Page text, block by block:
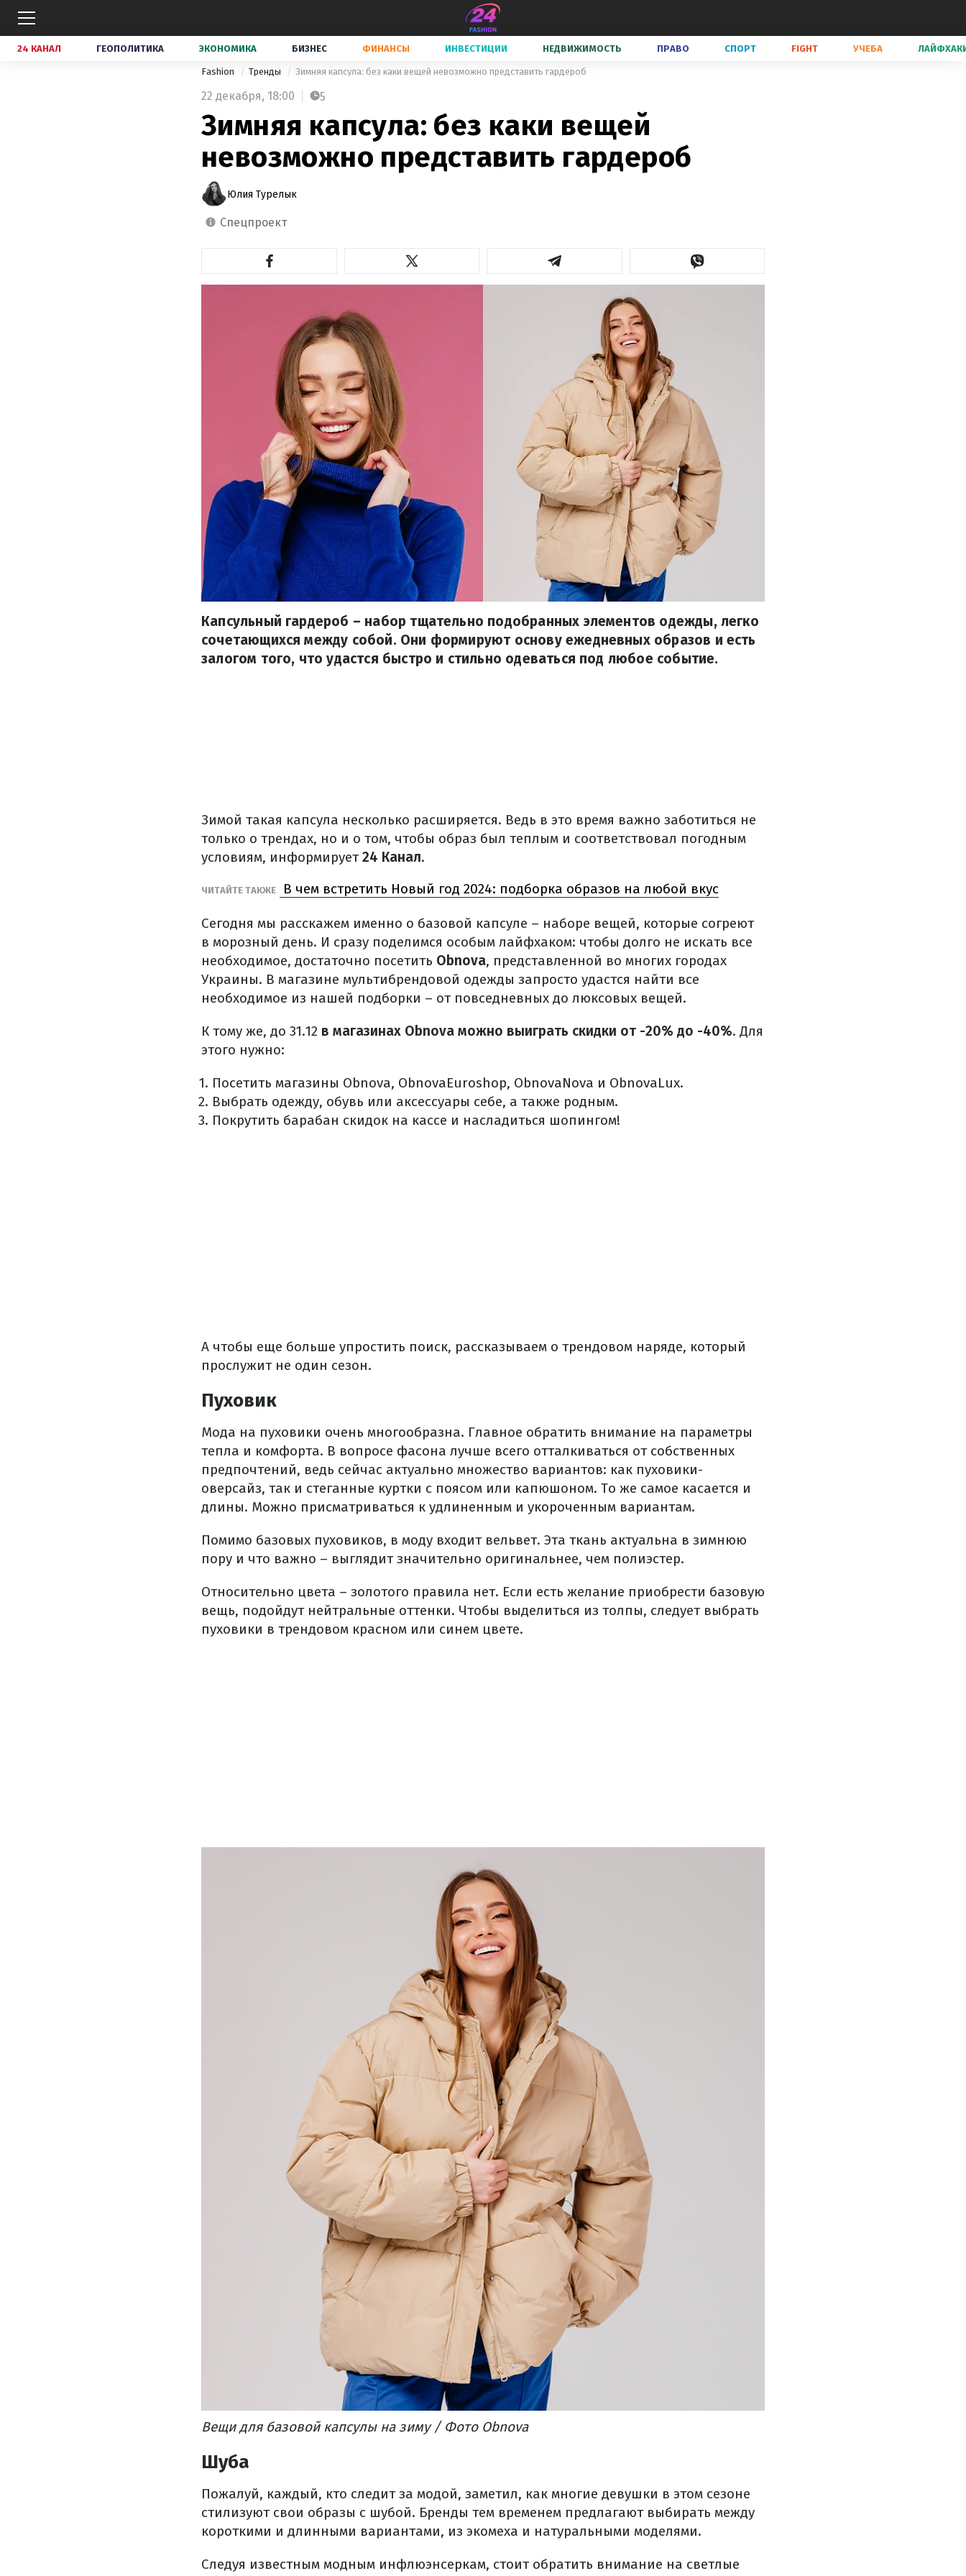
24 КАНАЛ ГЕОПОЛИТИКА ЭКОНОМИКА БИЗНЕС ФИНАНСЫ ИНВЕСТИЦИИ НЕДВИЖИМОСТЬ ПРАВО СПОРТ FIGHT УЧЕБА
Fashion Тренды Зимняя капсула: без каки вещей невозможно представить гардероб
22 декабря, 18:00 5
Зимняя капсула: без каки вещей
невозможно представить гардероб
Юлия Турелык
спецпроект
Капсульный гардероб – набор тщательно подобранных элементов одежды, легко
сочетающихся между собой. Они формируют основу ежедневных образов и есть
залогом того, что удастся быстро и стильно одеваться под любое событие.
Зимой такая капсула несколько расширяется. Ведь в это время важно заботиться не
только о трендах, но и о том, чтобы образ был теплым и соответствовал погодным
условиям, информирует24 Канал.
ЧИТАЙТЕ ТАКЖЕ В чем встретить Новый год 2024: подборка образов на любой вкус
Сегодня мы расскажем именно о базовой капсуле – наборе вещей, которые согреют
в морозный день. И сразу поделимся особым лайфхаком: чтобы долго не искать все
необходимое, достаточно посетить Obnova, представленной во многих городах
Украины. В магазине мультибрендовой одежды запросто удастся найти все
необходимое из нашей подборки – от повседневных до люксовых вещей.
К тому же, до 31.12 в магазинах Obnova можно выиграть скидки от -20% до -40%. Для
этого нужно:
Посетить магазины Obnova, ObnovaEuroshop, ObnovaNova и ObnovaLux.
Выбрать одежду, обувь или аксессуары себе, а также родным.
Покрутить барабан скидок на кассе и насладиться шопингом!
А чтобы еще больше упростить поиск, рассказываем о трендовом наряде, который
прослужит не один сезон.
Пуховик
Мода на пуховики очень многообразна. Главное обратить внимание на параметры
тепла и комфорта. В вопросе фасона лучше всего отталкиваться от собственных
предпочтений, ведь сейчас актуально множество вариантов: как пуховики-
оверсайз, так и стеганные куртки с поясом или капюшоном. То же самое касается и
длины. Можно присматриваться к удлиненным и укороченным вариантам.
Помимо базовых пуховиков, в моду входит вельвет. Эта ткань актуальна в зимнюю
пору и что важно – выглядит значительно оригинальнее, чем полиэстер.
Относительно цвета – золотого правила нет. Если есть желание приобрести базовую
вещь, подойдут нейтральные оттенки. Чтобы выделиться из толпы, следует выбрать
пуховики в трендовом красном или синем цвете.
Вещи для базовой капсулы на зиму / Фото Obnova
Шуба
Пожалуй, каждый, кто следит за модой, заметил, как многие девушки в этом сезоне
стилизуют свои образы с шубой. Бренды тем временем предлагают выбирать между
короткими и длинными вариантами, из экомеха и натуральными моделями.
Следуя известным модным инфлюэнсеркам, стоит обратить внимание на светлые